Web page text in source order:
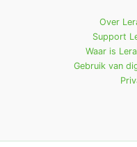
Over
Support
Waar is
Gebruik van